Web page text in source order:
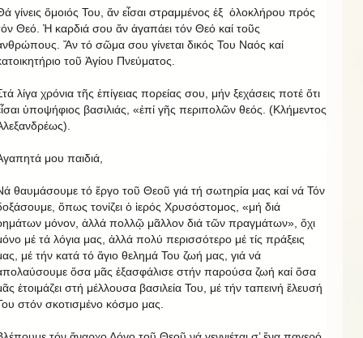
γίνεις ὅμοιός Του, ἄν εἶσαι στραμμένος ἐξ ὁλοκλήρου πρός
Θεό. Ἡ καρδιά σου ἄν ἀγαπάει τόν Θεό καί τοῦς
Ἄν τό σῶμα σου γίνεται δικός Του Ναός καί
τοῦ Ἁγίου Πνεύματος.
λίγα χρόνια τῆς ἐπίγειας πορείας σου, μήν ξεχάσεις ποτέ ὅτι
ὑποψήφιος βασιλιάς, «ἐπί γῆς περιπολῶν θεός. (Κλήμεντος
μου παιδιά,
θαυμάσουμε τό ἔργο τοῦ Θεοῦ γιά τή σωτηρία μας καί νά Τόν
ὅπως τονίζει ὁ ἱερός Χρυσόστομος, «μή διά
μόνον, ἀλλά πολλῷ μᾶλλον διά τῶν πραγμάτων», ὄχι
μέ τά λόγια μας, ἀλλά πολύ περισσότερο μέ τίς πράξεις
μέ τήν κατά τό ἅγιο θελημά Του ζωή μας, γιά νά
ὅσα μᾶς ἐξασφάλισε στήν παρούσα ζωή καί ὅσα
ἐτοιμάζει στή μέλλουσα βασιλεία Του, μέ τήν ταπεινή ἔλευσή
στόν σκοτισμένο κόσμο μας.